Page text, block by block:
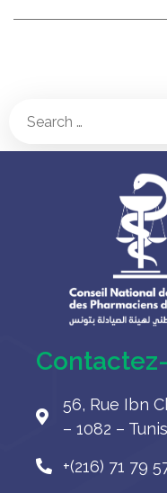
56, Rue Ibn
– 1082 –
+(216) 71 79